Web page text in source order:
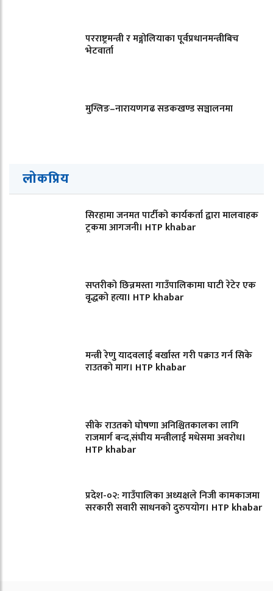
परराष्ट्रमन्त्री र मङ्गोलियाका पूर्वप्रधानमन्त्रीबिच
भेटवार्ता
मुग्लिङ–नारायणगढ सडकखण्ड सञ्चालनमा
लोकप्रिय
सिरहामा जनमत पार्टीको कार्यकर्ता द्वारा मालवाहक
ट्रकमा आगजनी। HTP khabar
सप्तरीको छिन्नमस्ता गाउँपालिकामा घाटी रेटेर एक
वृद्धको हत्या। HTP khabar
मन्त्री रेणु यादवलाई बर्खास्त गरी पक्राउ गर्न सिके
राउतकाे माग। HTP khabar
सीके राउतको घोषणा अनिश्चितकालका लागि
राजमार्ग बन्द,संघीय मन्त्रीलाई मधेसमा अवरोध।
HTP khabar
प्रदेश-०२: गाउँपालिका अध्यक्षले निजी कामकाजमा
सरकारी सवारी साधनको दुरुपयोग। HTP khabar